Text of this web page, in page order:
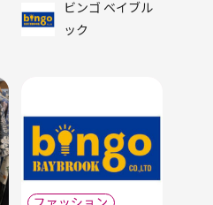
ビンゴ ベイブル
ック